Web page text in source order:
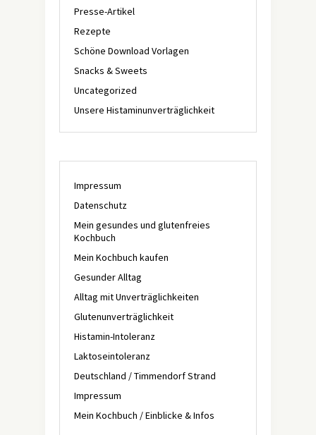
Presse-Artikel
Rezepte
Schöne Download Vorlagen
Snacks & Sweets
Uncategorized
Unsere Histaminunverträglichkeit
Impressum
Datenschutz
Mein gesundes und glutenfreies
Kochbuch
Mein Kochbuch kaufen
Gesunder Alltag
Alltag mit Unverträglichkeiten
Glutenunverträglichkeit
Histamin-Intoleranz
Laktoseintoleranz
Deutschland / Timmendorf Strand
Impressum
Mein Kochbuch / Einblicke & Infos